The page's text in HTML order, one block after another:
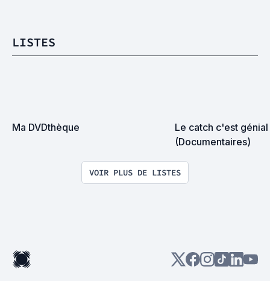
LISTES
Ma DVDthèque
Le catch c'est génial
(Documentaires)
VOIR PLUS DE LISTES